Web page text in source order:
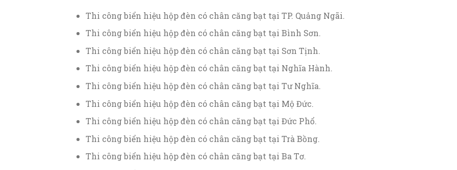
Thi công biển hiệu hộp đèn có chân căng bạt tại TP. Quảng Ngãi.
Thi công biển hiệu hộp đèn có chân căng bạt tại Bình Sơn.
Thi công biển hiệu hộp đèn có chân căng bạt tại Sơn Tịnh.
Thi công biển hiệu hộp đèn có chân căng bạt tại Nghĩa Hành.
Thi công biển hiệu hộp đèn có chân căng bạt tại Tư Nghĩa.
Thi công biển hiệu hộp đèn có chân căng bạt tại Mộ Đức.
Thi công biển hiệu hộp đèn có chân căng bạt tại Đức Phổ.
Thi công biển hiệu hộp đèn có chân căng bạt tại Trà Bồng.
Thi công biển hiệu hộp đèn có chân căng bạt tại Ba Tơ.